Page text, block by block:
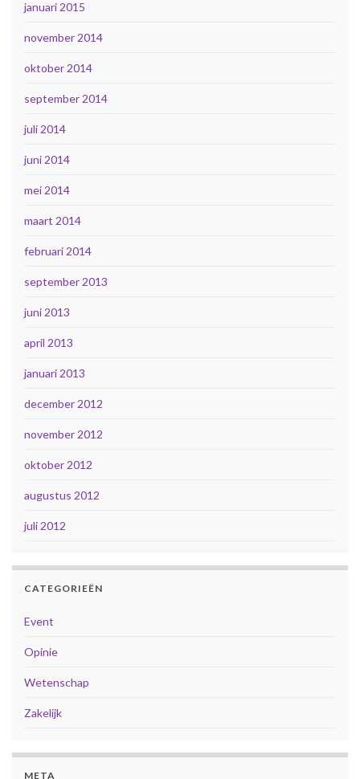
januari 2015
november 2014
oktober 2014
september 2014
juli 2014
juni 2014
mei 2014
maart 2014
februari 2014
september 2013
juni 2013
april 2013
januari 2013
december 2012
november 2012
oktober 2012
augustus 2012
juli 2012
CATEGORIEËN
Event
Opinie
Wetenschap
Zakelijk
META